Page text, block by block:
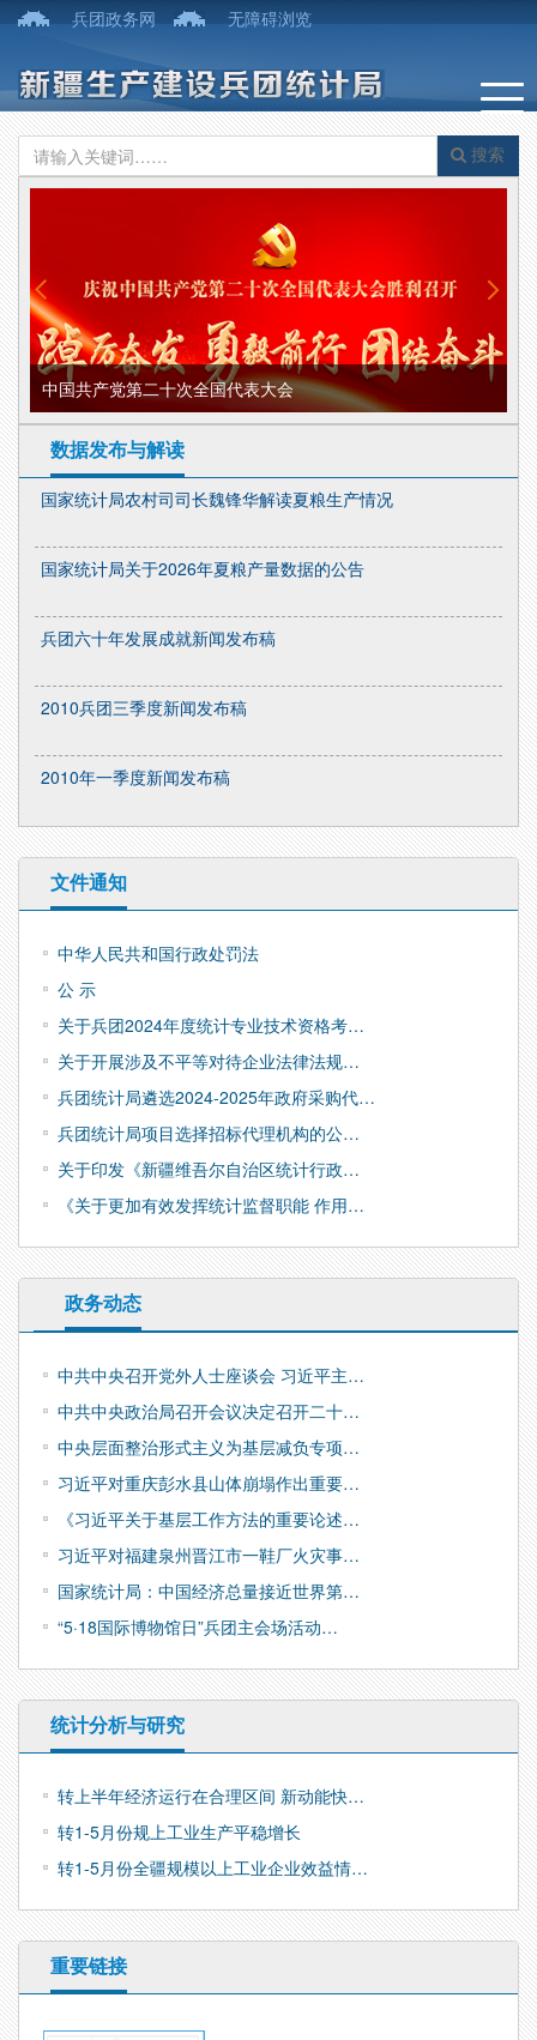
兵团政务网 无障碍浏览
搜索
中国共产党第二十次全国代表大会
数据发布与解读
国家统计局农村司司长魏锋华解读夏粮生产情况
国家统计局关于2026年夏粮产量数据的公告
兵团六十年发展成就新闻发布稿
2010兵团三季度新闻发布稿
2010年一季度新闻发布稿
文件通知
中华人民共和国行政处罚法
公 示
关于兵团2024年度统计专业技术资格考…
关于开展涉及不平等对待企业法律法规…
兵团统计局遴选2024-2025年政府采购代…
兵团统计局项目选择招标代理机构的公…
关于印发《新疆维吾尔自治区统计行政…
《关于更加有效发挥统计监督职能 作用…
政务动态
中共中央召开党外人士座谈会 习近平主…
中共中央政治局召开会议决定召开二十…
中央层面整治形式主义为基层减负专项…
习近平对重庆彭水县山体崩塌作出重要…
《习近平关于基层工作方法的重要论述…
习近平对福建泉州晋江市一鞋厂火灾事…
国家统计局：中国经济总量接近世界第…
“5·18国际博物馆日”兵团主会场活动…
统计分析与研究
转上半年经济运行在合理区间 新动能快…
转1-5月份规上工业生产平稳增长
转1-5月份全疆规模以上工业企业效益情…
重要链接